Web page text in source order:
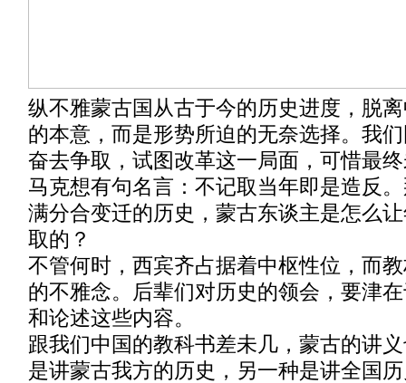
纵不雅蒙古国从古于今的历史进度，脱
的本意，而是形势所迫的无奈选择。我
奋去争取，试图改革这一局面，可惜最
马克想有句名言：不记取当年即是造反
满分合变迁的历史，蒙古东谈主是怎么
取的？
不管何时，西宾齐占据着中枢性位，而
的不雅念。后辈们对历史的领会，要津
和论述这些内容。
跟我们中国的教科书差未几，蒙古的讲
是讲蒙古我方的历史，另一种是讲全国